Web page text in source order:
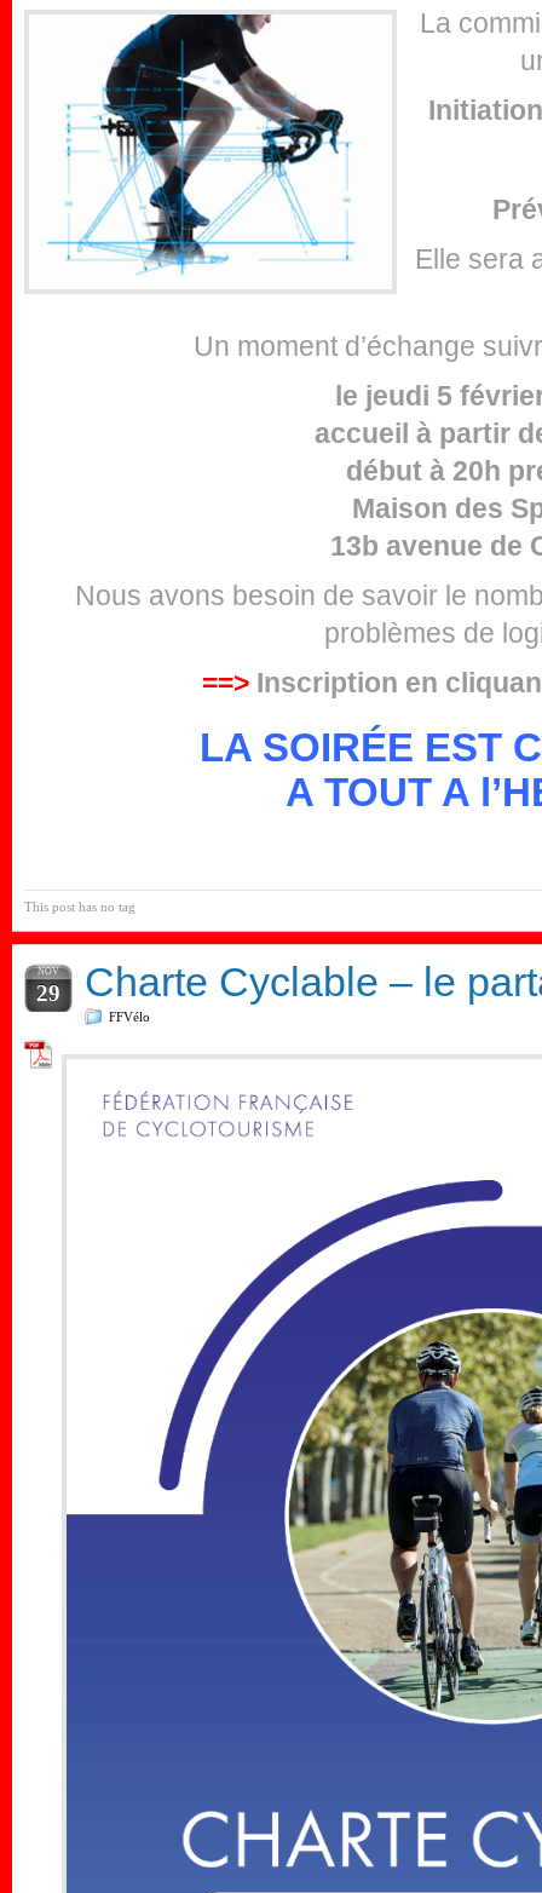
La
Elle sera
Un moment d’échange
le jeudi 5
accueil à partir
début à 20h
Maison des
13b avenue de
Nous avons besoin de savoir le
problèmes de
==> Inscription en
LA SOIRÉE EST
A TOUT A
This post has no tag
NOV
29 Charte Cyclable – le
FFVélo